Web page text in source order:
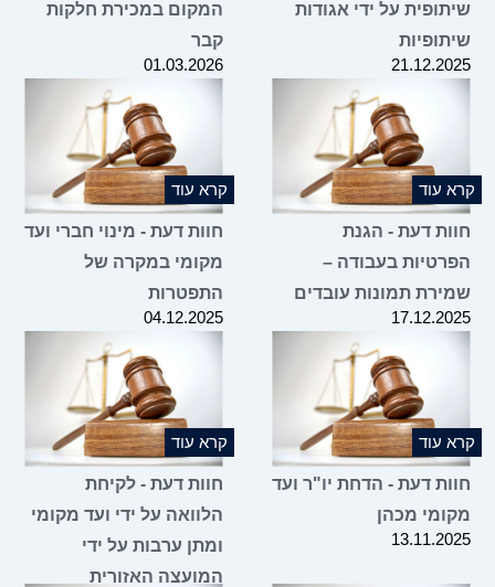
שיתופית על ידי אגודות
שיתופיות
21.12.2025
המקום במכירת חלקות
קבר
01.03.2026
קרא עוד
חוות דעת - הגנת
הפרטיות בעבודה –
שמירת תמונות עובדים
17.12.2025
קרא עוד
חוות דעת - מינוי חברי ועד
מקומי במקרה של
התפטרות
04.12.2025
קרא עוד
חוות דעת - הדחת יו"ר ועד
מקומי מכהן
13.11.2025
קרא עוד
חוות דעת - לקיחת
הלוואה על ידי ועד מקומי
ומתן ערבות על ידי
המועצה האזורית